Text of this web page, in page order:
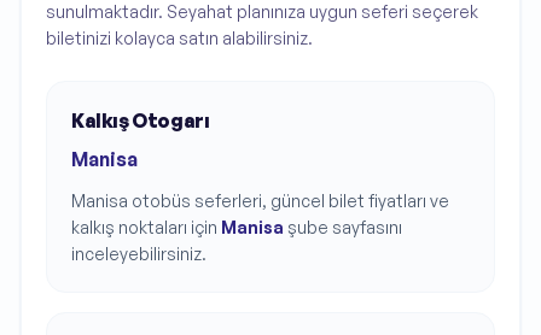
sunulmaktadır. Seyahat planınıza uygun seferi seçerek
biletinizi kolayca satın alabilirsiniz.
Kalkış Otogarı
Manisa
Manisa otobüs seferleri, güncel bilet fiyatları ve
kalkış noktaları için Manisa şube sayfasını
inceleyebilirsiniz.